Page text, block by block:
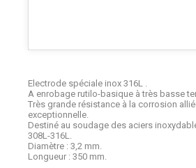
Electrode spéciale inox 316L .
A enrobage rutilo-basique à très basse
Très grande résistance à la corrosion
exceptionnelle.
Destiné au soudage des aciers
308L-316L.
Diamètre : 3,2 mm.
Longueur : 350 mm.